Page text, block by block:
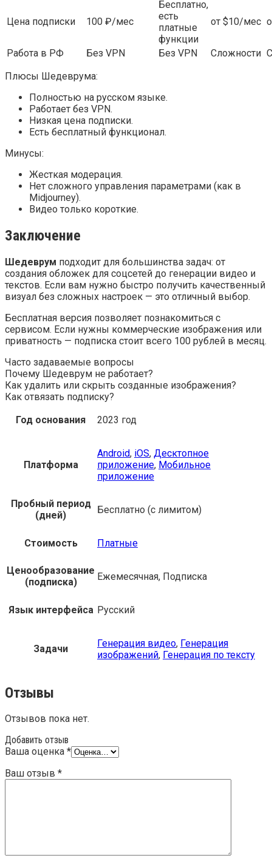
Цена подписки 100 ₽/мес
Бесплатно,
есть
платные
функции
от $10/мес
Работа в РФ Без VPN Без VPN Сложности
Плюсы Шедеврума:
Полностью на русском языке.
Работает без VPN.
Низкая цена подписки.
Есть бесплатный функционал.
Минусы:
Жесткая модерация.
Нет сложного управления параметрами (как в
Midjourney).
Видео только короткие.
Заключение
Шедеврум подходит для большинства задач: от
создания обложек для соцсетей до генерации видео и
текстов. Если вам нужно быстро получить качественный
визуал без сложных настроек — это отличный выбор.
Бесплатная версия позволяет познакомиться с
сервисом. Если нужны коммерческие изображения или
приватность — подписка стоит всего 100 рублей в месяц.
Часто задаваемые вопросы
Почему Шедеврум не работает?
Как удалить или скрыть созданные изображения?
Как отвязать подписку?
Год основания
2023 год
Платформа
Android, iOS, Десктопное
приложение, Мобильное
приложение
Пробный период
(дней)
Бесплатно (с лимитом)
Стоимость Платные
Ценообразование
(подписка)
Ежемесячная, Подписка
Язык интерфейса Русский
Задачи Генерация видео, Генерация
изображений, Генерация по тексту
Отзывы
Отзывов пока нет.
Добавить отзыв
Ваша оценка *
Ваш отзыв *